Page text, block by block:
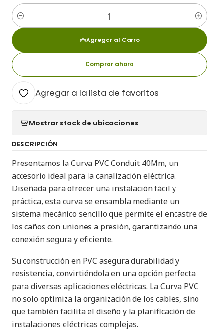
Cantidad
Agregar al Carro
Comprar ahora
Agregar a la lista de favoritos
Mostrar stock de ubicaciones
DESCRIPCIÓN
Presentamos la Curva PVC Conduit 40Mm, un
accesorio ideal para la canalización eléctrica.
Diseñada para ofrecer una instalación fácil y
práctica, esta curva se ensambla mediante un
sistema mecánico sencillo que permite el encastre de
los caños con uniones a presión, garantizando una
conexión segura y eficiente.
Su construcción en PVC asegura durabilidad y
resistencia, convirtiéndola en una opción perfecta
para diversas aplicaciones eléctricas. La Curva PVC
no solo optimiza la organización de los cables, sino
que también facilita el diseño y la planificación de
instalaciones eléctricas complejas.